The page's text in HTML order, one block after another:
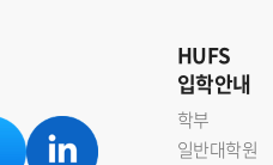
HUFS
입학안내
학부
일반대학원